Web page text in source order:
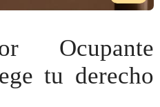
Ocupante
tu derecho